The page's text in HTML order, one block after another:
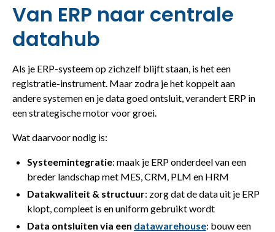
Van ERP naar centrale
datahub
Als je ERP-systeem op zichzelf blijft staan, is het een
registratie-instrument. Maar zodra je het koppelt aan
andere systemen en je data goed ontsluit, verandert ERP in
een strategische motor voor groei.
Wat daarvoor nodig is:
Systeemintegratie: maak je ERP onderdeel van een
breder landschap met MES, CRM, PLM en HRM
Datakwaliteit & structuur: zorg dat de data uit je ERP
klopt, compleet is en uniform gebruikt wordt
Data ontsluiten via een datawarehouse: bouw een